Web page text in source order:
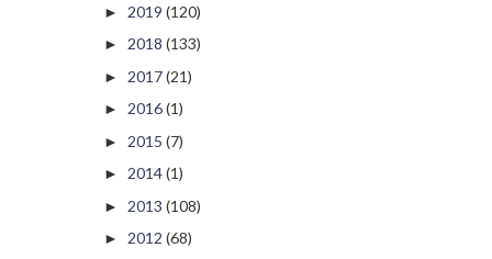
► 2019 (120)
► 2018 (133)
► 2017(21)
► 2016(1)
► 2015 (7)
► 2014(1)
► 2013 (108)
► 2012 (68)